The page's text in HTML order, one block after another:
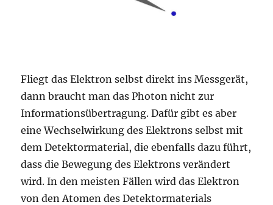
Fliegt das Elektron selbst direkt ins Messgerät,
dann braucht man das Photon nicht zur
Informationsübertragung. Dafür gibt es aber
eine Wechselwirkung des Elektrons selbst mit
dem Detektormaterial, die ebenfalls dazu führt,
dass die Bewegung des Elektrons verändert
wird. In den meisten Fällen wird das Elektron
von den Atomen des Detektormaterials